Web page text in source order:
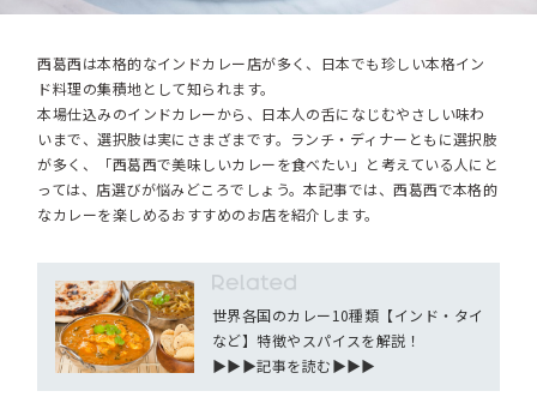
西葛西は本格的なインドカレー店が多く、日本でも珍しい本格イン
ド料理の集積地として知られます。
本場仕込みのインドカレーから、日本人の舌になじむやさしい味わ
いまで、選択肢は実にさまざまです。ランチ・ディナーともに選択肢
が多く、「西葛西で美味しいカレーを食べたい」と考えている人にと
っては、店選びが悩みどころでしょう。本記事では、西葛西で本格的
なカレーを楽しめるおすすめのお店を紹介します。
世界各国のカレー10種類【インド・タイ
など】特徴やスパイスを解説！
▶︎▶︎▶︎記事を読む▶︎▶︎▶︎